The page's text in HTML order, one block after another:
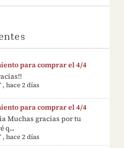
para comprar el 4/4
,hace 2 días
para comprar el 4/4
Muchas gracias por tu
q...
,hace 2 días